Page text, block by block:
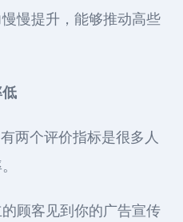
慢提升，能够推动高些
两个评价指标是很多人
顾客见到你的广告宣传